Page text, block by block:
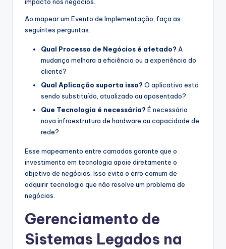
Ao mapear um Evento de Implementação, faça as
seguintes perguntas:
Qual Processo de Negócios é afetado? A
mudança melhora a eficiência ou a experiência do
cliente?
Qual Aplicação suporta isso? O aplicativo está
sendo substituído, atualizado ou aposentado?
Que Tecnologia é necessária? É necessária
nova infraestrutura de hardware ou capacidade de
rede?
Esse mapeamento entre camadas garante que o
investimento em tecnologia apoie diretamente o
objetivo de negócios. Isso evita o erro comum de
adquirir tecnologia que não resolve um problema de
negócios.
Gerenciamento de
Sistemas Legados na